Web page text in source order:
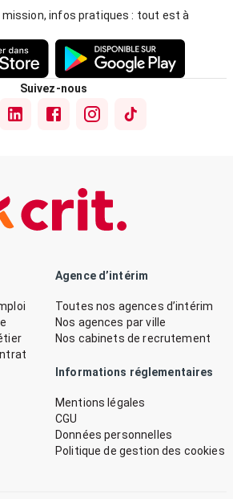
infos pratiques : tout est à
Suivez-nous
Agence d’intérim
Toutes nos agences d’intérim
Nos agences par ville
Nos cabinets de recrutement
Informations réglementaires
Mentions légales
CGU
Données personnelles
Politique de gestion des cookies